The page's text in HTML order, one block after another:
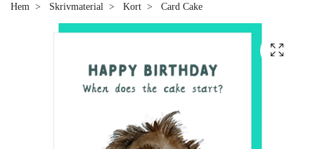
Hem Skrivmaterial Kort Card Cake